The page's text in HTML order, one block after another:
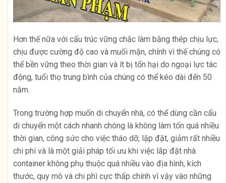
Hơn thế nữa với cấu trúc vững chắc làm bằng thép chịu lực,
chịu được cường độ cao và muối mặn, chính vì thế chúng có
thể bền vững theo thời gian và ít bị tổn hại do ngoại lực tác
động, tuổi thọ trung bình của chúng có thể kéo dài đến 50
năm.
Trong trường hợp muốn di chuyển nhà, có thể dùng cần cẩu
di chuyển một cách nhanh chóng là không làm tốn quá nhiều
thời gian, công sức cho việc tháo dỡ, lặp đặt, giảm rất nhiều
chi phí và là một giải pháp tối ưu khi việc lắp đặt nhà
container không phụ thuộc quá nhiều vào địa hình, kích
thước, quy mô và chi phì cực thấp chính vì vậy vào những